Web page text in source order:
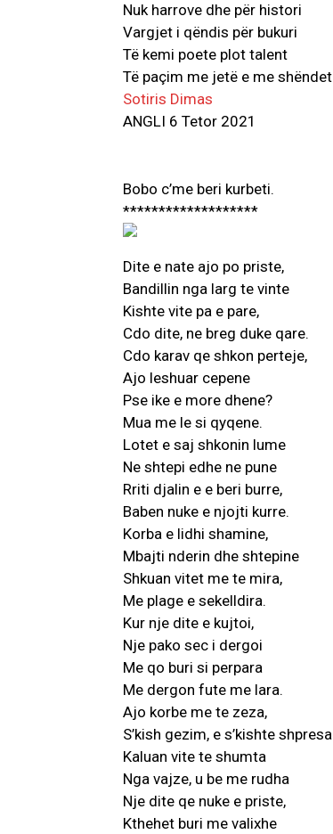
Nuk harrove dhe për histori
Vargjet i qëndis për bukuri
Të kemi poete plot talent
Të paçim me jetë e me shëndet
Sotiris Dimas
ANGLI 6 Tetor 2021
Bobo c’me beri kurbeti.
*******************
Dite e nate ajo po priste,
Bandillin nga larg te vinte
Kishte vite pa e pare,
Cdo dite, ne breg duke qare.
Cdo karav qe shkon perteje,
Ajo leshuar cepene
Pse ike e more dhene?
Mua me le si qyqene.
Lotet e saj shkonin lume
Ne shtepi edhe ne pune
Rriti djalin e e beri burre,
Baben nuke e njojti kurre.
Korba e lidhi shamine,
Mbajti nderin dhe shtepine
Shkuan vitet me te mira,
Me plage e sekelldira.
Kur nje dite e kujtoi,
Nje pako sec i dergoi
Me qo buri si perpara
Me dergon fute me lara.
Ajo korbe me te zeza,
S’kish gezim, e s’kishte shpresa
Kaluan vite te shumta
Nga vajze, u be me rudha
Nje dite qe nuke e priste,
Kthehet buri me valixhe